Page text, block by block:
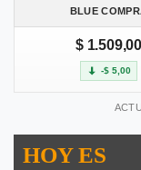
BLUE
$ 1.509,00
-$ 5,00
HOY ES